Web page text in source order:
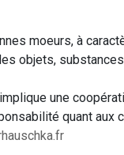
moeurs, à
objets,
une
quant aux